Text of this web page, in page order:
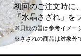
初回のご注文時に
「水晶さざれ」を
※貝殻の器は参考イメー
※さざれの商品は対象外